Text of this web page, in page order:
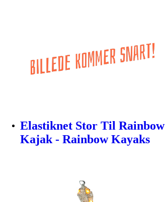
Elastiknet Stor Til Rainbow
Kajak - Rainbow Kayaks